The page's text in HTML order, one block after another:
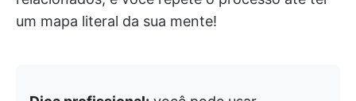
um mapa literal da sua mente!